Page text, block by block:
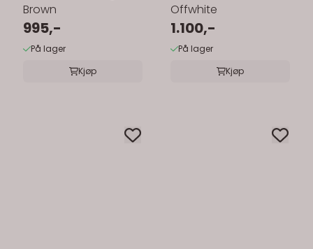
Brown
995,-
På lager
Kjøp
Offwhite
1.100,-
På lager
Kjøp